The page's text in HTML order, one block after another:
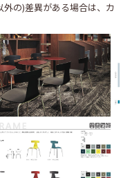
の)差異がある場合は、カ